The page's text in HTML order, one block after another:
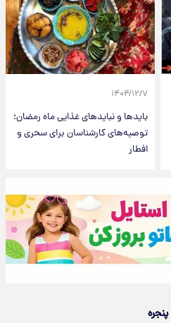
۱۴۰۴/۱۲/۷
بایدها و نبایدهای غذایی ماه رمضان؛
توصیه‌های کارشناسان برای سحری و
افطار
پنجره